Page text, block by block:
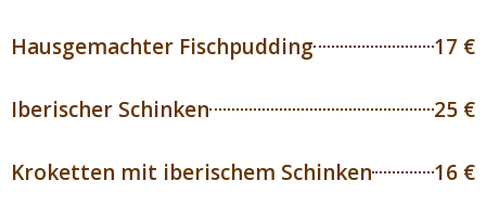
Hausgemachter Fischpudding 17 €
Iberischer Schinken 25 €
Kroketten mit iberischem Schinken 16 €